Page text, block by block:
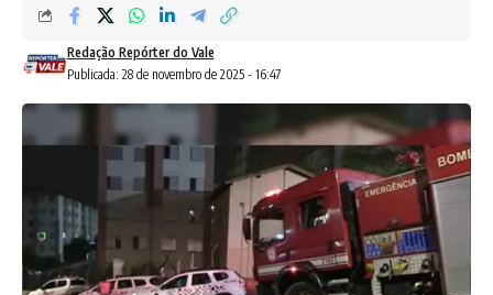
Publicada: 28 de novembro de 2025 - 16:47
Redação Repórter do Vale